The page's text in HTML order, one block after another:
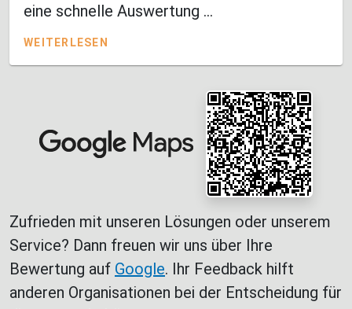
eine schnelle Auswertung ...
WEITERLESEN
Zufrieden mit unseren Lösungen oder unserem
Service? Dann freuen wir uns über Ihre
Bewertung auf Google. Ihr Feedback hilft
anderen Organisationen bei der Entscheidung für